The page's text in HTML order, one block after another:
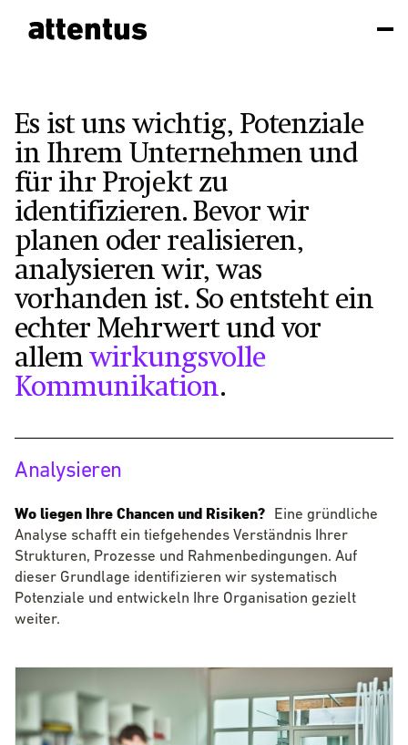
Es ist uns wichtig, Potenziale
in Ihrem Unternehmen und
für ihr Projekt zu
identifizieren. Bevor wir
planen oder realisieren,
analysieren wir, was
vorhanden ist. So entsteht ein
echter Mehrwert und vor
allemwirkungsvolle
Kommunikation.
Analysieren
Wo liegen Ihre Chancen und Risiken?
Wo liegen Ihre Chancen und Risiken?
Eine gründliche
Analyse schafft ein tiefgehendes Verständnis Ihrer
Strukturen, Prozesse und Rahmenbedingungen. Auf
dieser Grundlage identifizieren wir systematisch
Potenziale und entwickeln Ihre Organisation gezielt
weiter.